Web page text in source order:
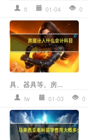
fl 01-04 0
具、器具等。房...
fw 01-03 0